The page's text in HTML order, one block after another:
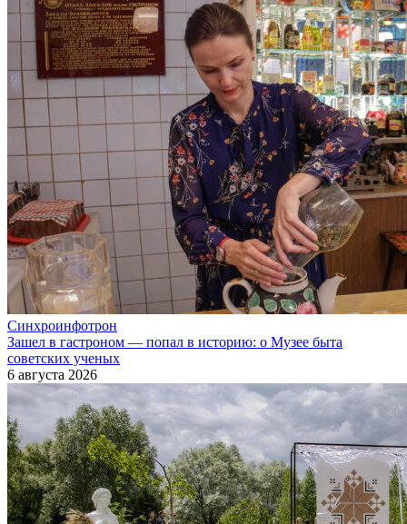
Синхроинфотрон
Зашел в гастроном — попал в историю: о Музее быта
советских ученых
6 августа 2026